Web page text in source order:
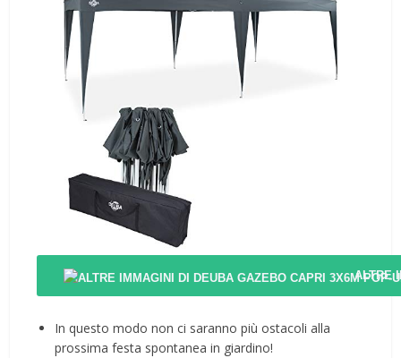
ALTRE
In questo modo non ci saranno più ostacoli alla
prossima festa spontanea in giardino!